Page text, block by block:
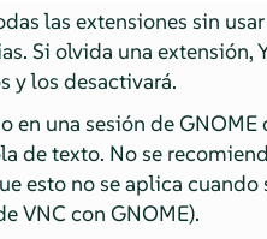
las extensiones sin
Si olvida una extensión,
y los desactivará.
en una sesión de
de texto. No se
esto no se aplica
VNC con GNOME).